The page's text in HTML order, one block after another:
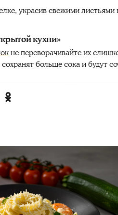
украсив свежими
кухни»
не переворачивайте их
больше сока и будут